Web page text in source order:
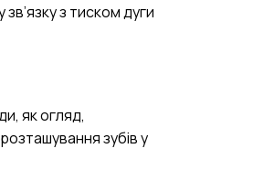
з тиском дуги
як огляд,
зубів у